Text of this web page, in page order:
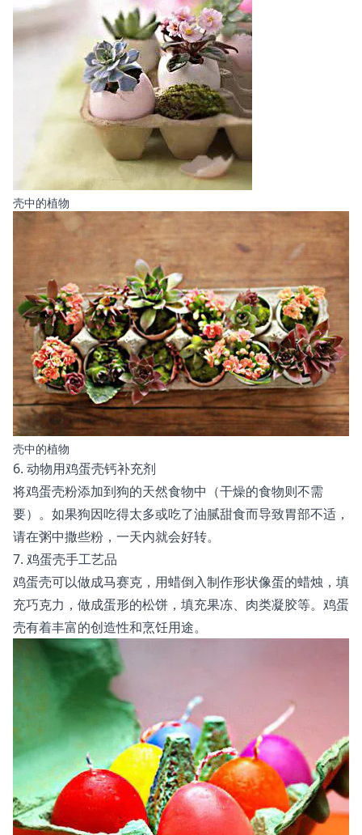
壳中的植物
壳中的植物
6. 动物用鸡蛋壳钙补充剂
将鸡蛋壳粉添加到狗的天然食物中（干燥的食物则不需
要）。如果狗因吃得太多或吃了油腻甜食而导致胃部不适，
请在粥中撒些粉，一天内就会好转。
7. 鸡蛋壳手工艺品
鸡蛋壳可以做成马赛克，用蜡倒入制作形状像蛋的蜡烛，填
充巧克力，做成蛋形的松饼，填充果冻、肉类凝胶等。鸡蛋
壳有着丰富的创造性和烹饪用途。